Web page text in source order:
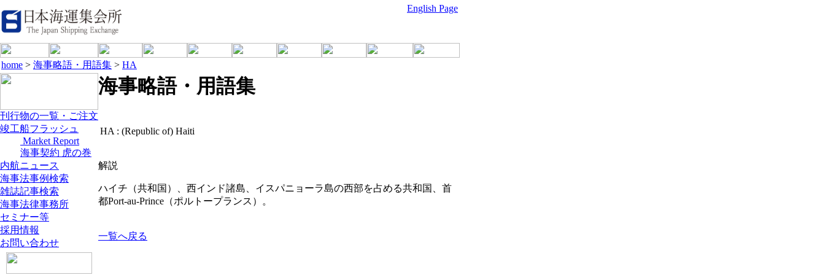
English Page
home > 海事略語・用語集 > HA
刊行物の一覧・ご注文
竣工船フラッシュ
Market Report
海事契約 虎の巻
内航ニュース
海事法事例検索
雑誌記事検索
海事法律事務所
セミナー等
採用情報
お問い合わせ
海事略語・用語集
HA : (Republic of) Haiti
解説
ハイチ（共和国）、西インド諸島、イスパニョーラ島の西部を占める共和国、首
都Port-au-Prince（ポルトープランス）。
一覧へ戻る